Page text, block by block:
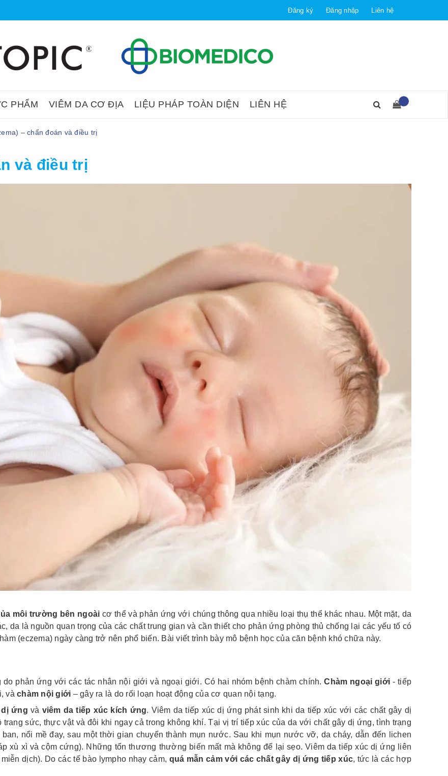
Đăng ký Đăng nhập Liên hệ
PHẨM VIÊM DA CƠ ĐỊA LIỆU PHÁP TOÀN DIỆN LIÊN HỆ
– chẩn đoán và điều trị
và điều trị
môi trường bên ngoài cơ thể và phản ứng với chúng thông qua nhiều loại thụ thể khác nhau. Một mặt, da
da là nguồn quan trọng của các chất trung gian và cần thiết cho phản ứng phòng thủ chống lại các yếu tố có
(eczema) ngày càng trở nên phổ biến. Bài viết trình bày mô bệnh học của căn bệnh khó chữa này.
phản ứng với các tác nhân nội giới và ngoại giới. Có hai nhóm bệnh chàm chính.Chàm ngoại giới - tiếp
và chàm nội giới – gây ra là do rối loạn hoạt động của cơ quan nội tạng.
dị ứng và viêm da tiếp xúc kích ứng. Viêm da tiếp xúc dị ứng phát sinh khi da tiếp xúc với các chất gây dị
sức, thực vật và đôi khi ngay cả trong không khí. Tại vị trí tiếp xúc của da với chất gây dị ứng, tình trạng
ban, nổi mề đay, sau một thời gian chuyển thành mụn nước. Sau khi mụn nước vỡ, da cháy, dẫn đến lichen
xù xì và cộm cứng). Những tổn thương thường biến mất mà không để lại sẹo. Viêm da tiếp xúc dị ứng liên
dịch). Do các tế bào lympho nhạy cảm, quá mẫn cảm với các chất gây dị ứng tiếp xúc, tức là các hợp